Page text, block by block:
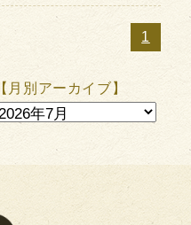
1
【月別アーカイブ】